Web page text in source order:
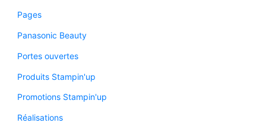
Pages
Panasonic Beauty
Portes ouvertes
Produits Stampin'up
Promotions Stampin'up
Réalisations